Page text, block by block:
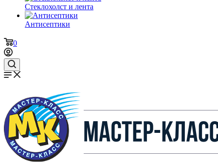
Стеклохолст и лента
Антисептики
0